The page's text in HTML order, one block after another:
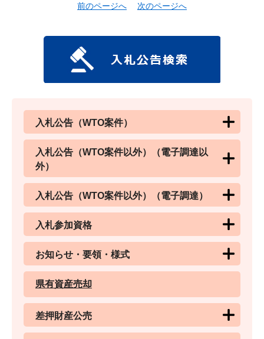
前のページへ 次のページへ
入札公告（WTO案件）
入札公告（WTO案件以外）（電子調達以
外）
入札公告（WTO案件以外）（電子調達）
入札参加資格
お知らせ・要領・様式
県有資産売却
差押財産公売